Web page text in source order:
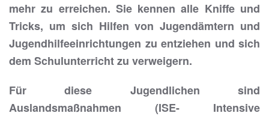
mehr zu erreichen. Sie kennen alle Kniffe und
Tricks, um sich Hilfen von Jugendämtern und
Jugendhilfeeinrichtungen zu entziehen und sich
dem Schulunterricht zu verweigern.
Für diese Jugendlichen sind
Auslandsmaßnahmen (ISE- Intensive